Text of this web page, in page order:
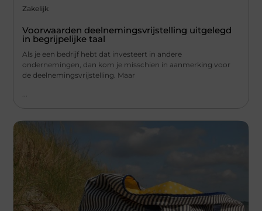
Zakelijk
Voorwaarden deelnemingsvrijstelling uitgelegd
in begrijpelijke taal
Als je een bedrijf hebt dat investeert in andere
ondernemingen, dan kom je misschien in aanmerking voor
de deelnemingsvrijstelling. Maar
...